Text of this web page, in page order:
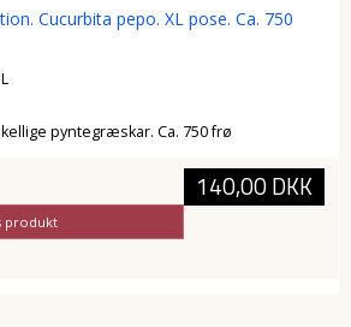
Cucurbita pepo. XL pose. Ca. 750
pyntegræskar. Ca. 750 frø
140,00 DKK
produkt